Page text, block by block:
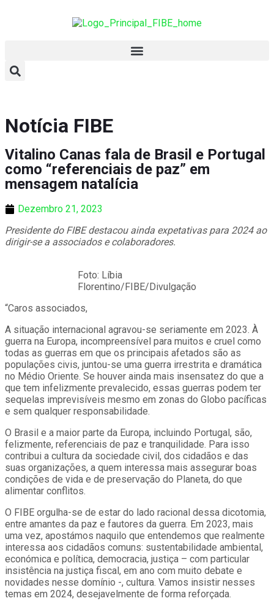
Notícia FIBE
Vitalino Canas fala de Brasil e Portugal
como “referenciais de paz” em
mensagem natalícia
Dezembro 21, 2023
Presidente do FIBE destacou ainda expetativas para 2024 ao
dirigir-se a associados e colaboradores.
Foto: Líbia
Florentino/FIBE/Divulgação
“Caros associados,
A situação internacional agravou-se seriamente em 2023. À
guerra na Europa, incompreensível para muitos e cruel como
todas as guerras em que os principais afetados são as
populações civis, juntou-se uma guerra irrestrita e dramática
no Médio Oriente. Se houver ainda mais insensatez do que a
que tem infelizmente prevalecido, essas guerras podem ter
sequelas imprevisíveis mesmo em zonas do Globo pacíficas
e sem qualquer responsabilidade.
O Brasil e a maior parte da Europa, incluindo Portugal, são,
felizmente, referenciais de paz e tranquilidade. Para isso
contribui a cultura da sociedade civil, dos cidadãos e das
suas organizações, a quem interessa mais assegurar boas
condições de vida e de preservação do Planeta, do que
alimentar conflitos.
O FIBE orgulha-se de estar do lado racional dessa dicotomia,
entre amantes da paz e fautores da guerra. Em 2023, mais
uma vez, apostámos naquilo que entendemos que realmente
interessa aos cidadãos comuns: sustentabilidade ambiental,
económica e política, democracia, justiça – com particular
insistência na justiça fiscal, em ano com muito debate e
novidades nesse domínio -, cultura. Vamos insistir nesses
temas em 2024, desejavelmente de forma reforçada.